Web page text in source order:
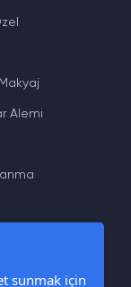
Alemi
sunmak için